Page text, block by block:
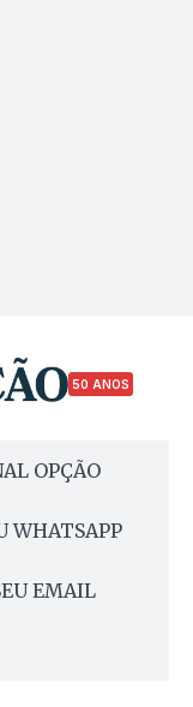
50 ANOS
OPÇÃO
WHATSAPP
EMAIL